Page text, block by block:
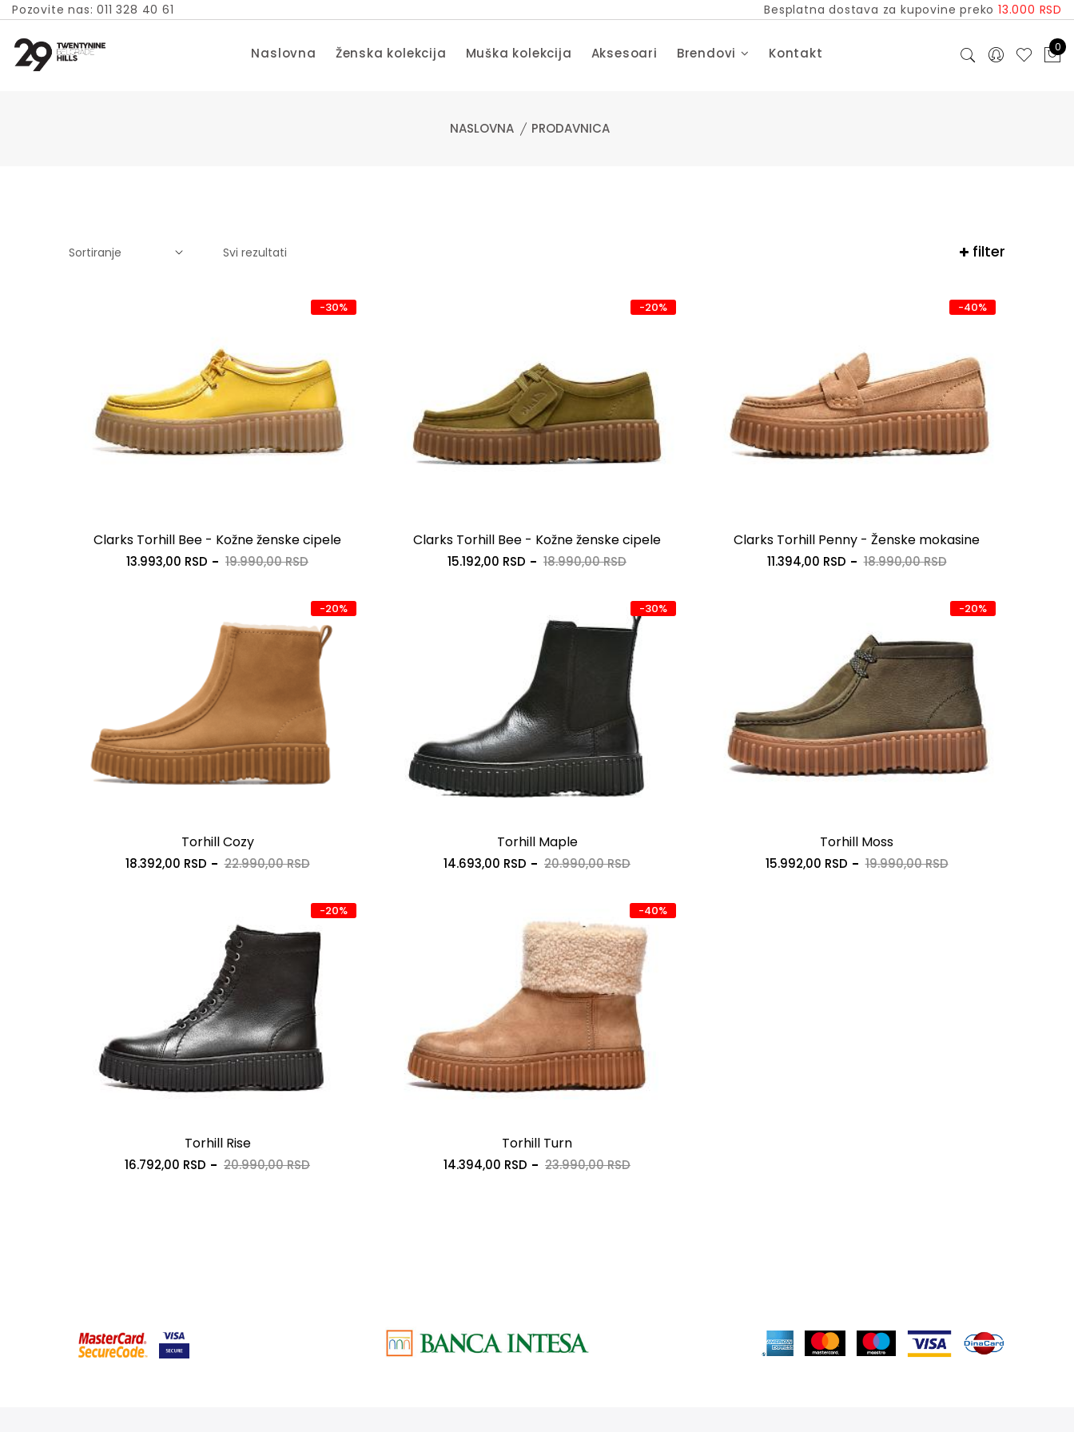
Pozovite nas: 011 328 40 61 Besplatna dostava za kupovine preko 13.000 RSD
Naslovna Ženska kolekcija Muška kolekcija Aksesoari Brendovi Kontakt 0
NASLOVNA PRODAVNICA
Svi rezultati filter
-30%
Clarks Torhill Bee - Kožne ženske cipele
13.993,00 RSD 19.990,00 RSD
-20%
Clarks Torhill Bee - Kožne ženske cipele
15.192,00 RSD 18.990,00 RSD
-40%
Clarks Torhill Penny - Ženske mokasine
11.394,00 RSD 18.990,00 RSD
-20%
Torhill Cozy
18.392,00 RSD 22.990,00 RSD
-30%
Torhill Maple
14.693,00 RSD 20.990,00 RSD
-20%
Torhill Moss
15.992,00 RSD 19.990,00 RSD
-20%
Torhill Rise
16.792,00 RSD 20.990,00 RSD
-40%
Torhill Turn
14.394,00 RSD 23.990,00 RSD